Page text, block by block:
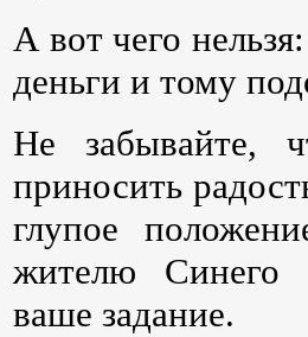
А вот чего
деньги и тому
Не забывайте,
приносить
глупое
жителю Синего
ваше задание.